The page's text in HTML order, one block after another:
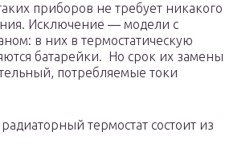
приборов не требует никакого
Исключение — модели с
в них в термостатическую
батарейки. Но срок их замены
потребляемые токи
термостат состоит из